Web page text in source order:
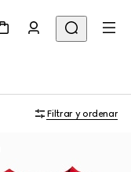
Filtrar y ordenar